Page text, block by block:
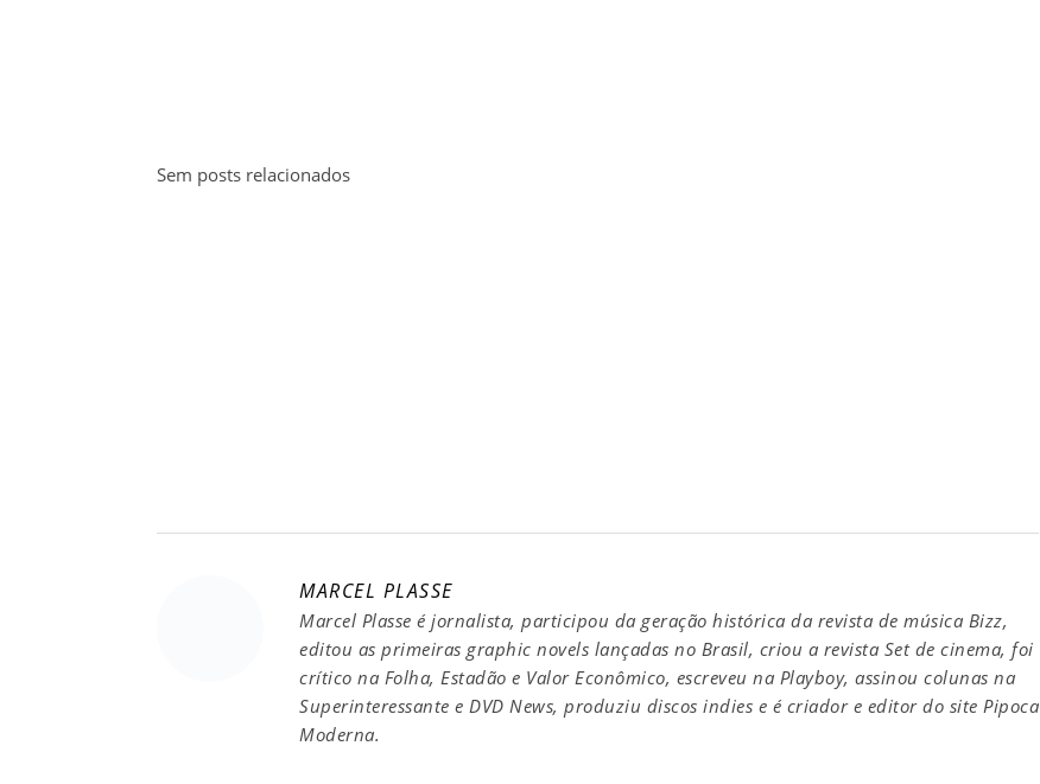
Sem posts relacionados
MARCEL PLASSE
Marcel Plasse é jornalista, participou da geração histórica da revista de música Bizz,
editou as primeiras graphic novels lançadas no Brasil, criou a revista Set de cinema, foi
crítico na Folha, Estadão e Valor Econômico, escreveu na Playboy, assinou colunas na
Superinteressante e DVD News, produziu discos indies e é criador e editor do site Pipoca
Moderna.